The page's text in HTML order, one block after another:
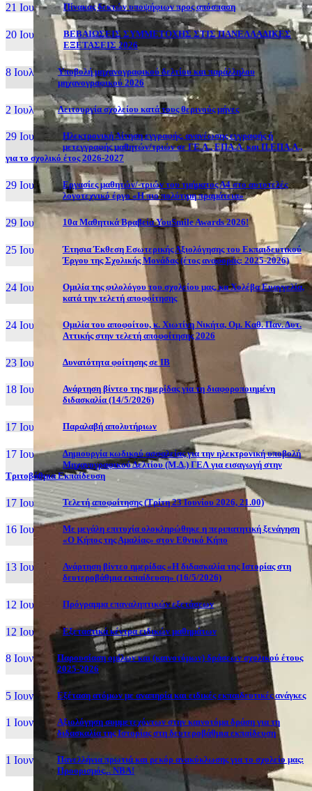
21 Ιουλ, 26 Πίνακας δεκτών υποψήφιων προς απόσπαση
20 Ιουλ, 26
ΒΕΒΑΙΩΣΕΙΣ ΣΥΜΜΕΤΟΧΗΣ ΣΤΙΣ ΠΑΝΕΛΛΑΔΙΚΕΣ
ΕΞΕΤΑΣΕΙΣ 2026
8 Ιουλ, 26
Υποβολή μηχανογραφικού δελτίου και παράλληλου
μηχανογραφικού 2026
2 Ιουλ, 26 Λειτουργία σχολείου κατά τους θερινούς μήνες
29 Ιουν, 26
Ηλεκτρονική Αίτηση εγγραφής, ανανέωσης εγγραφής ή
μετεγγραφής μαθητών/τριών σε ΓΕ.Λ., ΕΠΑ.Λ. και Π.ΕΠΑ.Λ.,
για το σχολικό έτος 2026-2027
29 Ιουν, 26
Εργασίες μαθητών/-τριών του τμήματος Α4 στο αυτοτελές
λογοτεχνικό έργο «Η πιο πολύτιμη πραμάτεια»
29 Ιουν, 26 10α Μαθητικά Βραβεία YouSmile Awards 2026!
25 Ιουν, 26
Έτησια Έκθεση Εσωτερικής Αξιολόγησης του Εκπαιδευτικού
Έργου της Σχολικής Μονάδας (έτος αναφοράς: 2025-2026)
24 Ιουν, 26
Ομιλία της φιλολόγου του σχολείου μας, κα Χολέβα Ευαγγελία,
κατά την τελετή αποφοίτησης
24 Ιουν, 26
Ομιλία του αποφοίτου, κ. Χιωτίνη Νικήτα, Ομ. Καθ. Παν. Δυτ.
Αττικής στην τελετή αποφοίτησης 2026
23 Ιουν, 26 Δυνατότητα φοίτησης σε ΙΒ
18 Ιουν, 26
Ανάρτηση βίντεο της ημερίδας για τη διαφοροποιημένη
διδασκαλία (14/5/2026)
17 Ιουν, 26 Παραλαβή απολυτήριων
17 Ιουν, 26
Δημιουργία κωδικού ασφαλείας για την ηλεκτρονική υποβολή
Μηχανογραφικού Δελτίου (Μ.Δ.) ΓΕΛ για εισαγωγή στην
Τριτοβάθμια Εκπαίδευση
17 Ιουν, 26 Τελετή αποφοίτησης (Τρίτη 23 Ιουνίου 2026, 21.00)
16 Ιουν, 26
Με μεγάλη επιτυχία ολοκληρώθηκε η περιπατητική ξενάγηση
«Ο Κήπος της Αμαλίας» στον Εθνικό Κήπο
13 Ιουν, 26
Ανάρτηση βίντεο ημερίδας «Η διδασκαλία της Ιστορίας στη
δευτεροβάθμια εκπαίδευση» (16/5/2026)
12 Ιουν, 26 Πρόγραμμα επαναληπτικών εξετάσεων
12 Ιουν, 26 Εξεταστικά κέντρα ειδικών μαθημάτων
8 Ιουν, 26
Παρουσίαση ομίλων και (καινοτόμων) δράσεων σχολικού έτους
2025-2026
5 Ιουν, 26 Εξέταση ατόμων με αναπηρία και ειδικές εκπαιδευτικές ανάγκες
1 Ιουν, 26
Αξιολόγηση συμμετεχόντων στην καινοτόμα δράση για τη
διδασκαλία της Ιστορίας στη δευτεροβάθμια εκπαίδευση
1 Ιουν, 26
Πανελλήνια πρωτιά και ρεκόρ ανακύκλωσης για το σχολείο μας:
Προορισμός... NBA!